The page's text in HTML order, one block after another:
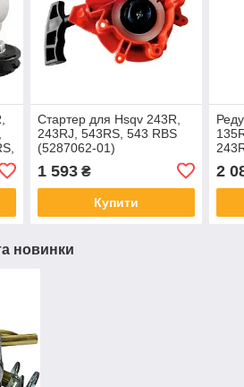
Стартер для Hsqv 243R,
243RJ, 543RS, 543 RBS
(5287062-01)
1 593₴
Купити
2
новинки